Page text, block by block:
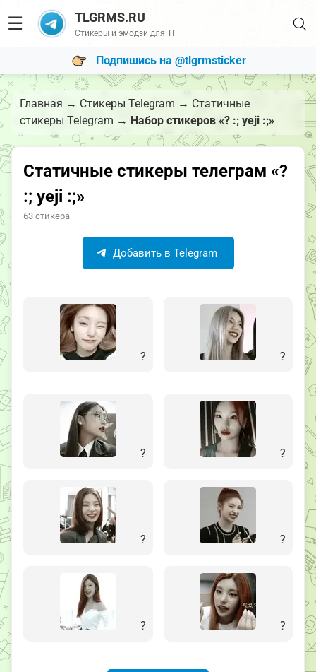
☰ TLGRMS.RU
Стикеры и эмодзи для ТГ
Подпишись на @tlgrmsticker
Главная → Стикеры Telegram → Статичные
стикеры Telegram → Набор стикеров «? :; yeji :;»
Статичные стикеры телеграм «?
:; yeji :;»
63 стикера
Добавить в Telegram
? ?
? ?
? ?
? ?